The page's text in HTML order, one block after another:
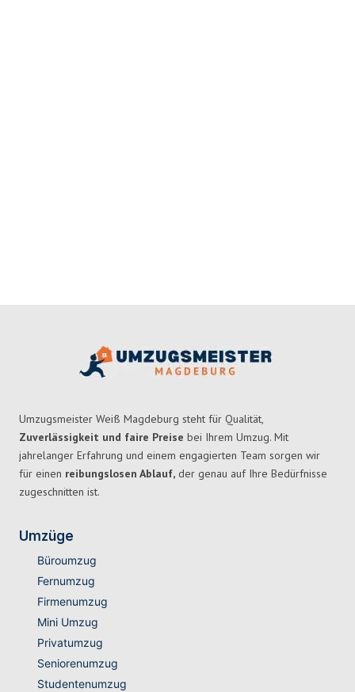
Umzugsmeister Weiß Magdeburg steht für Qualität,
Zuverlässigkeit und faire Preise bei Ihrem Umzug. Mit
jahrelanger Erfahrung und einem engagierten Team sorgen wir
für einen reibungslosen Ablauf, der genau auf Ihre Bedürfnisse
zugeschnitten ist.
Umzüge
Büroumzug
Fernumzug
Firmenumzug
Mini Umzug
Privatumzug
Seniorenumzug
Studentenumzug